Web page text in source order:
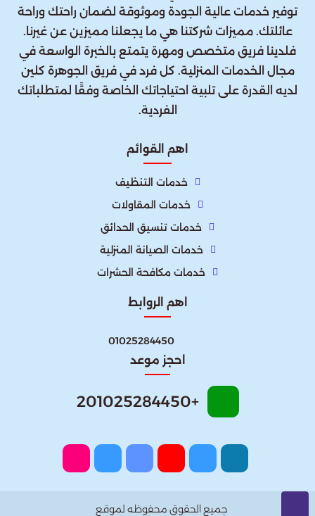
توفير خدمات عالية الجودة وموثوقة لضمان راحتك وراحة
عائلتك. مميزات شركتنا هي ما يجعلنا مميزين عن غيرنا.
فلدينا فريق متخصص ومهرة يتمتع بالخبرة الواسعة في
مجال الخدمات المنزلية. كل فرد في فريق الجوهرة كلين
لديه القدرة على تلبية احتياجاتك الخاصة وفقًا لمتطلباتك
الفردية.
اهم القوائم
خدمات التنظيف
خدمات المقاولات
خدمات تنسيق الحدائق
خدمات الصيانة المنزلية
خدمات مكافحة الحشرات
اهم الروابط
01025284450
احجز موعد
+201025284450
جميع الحقوق محفوظه لموقع